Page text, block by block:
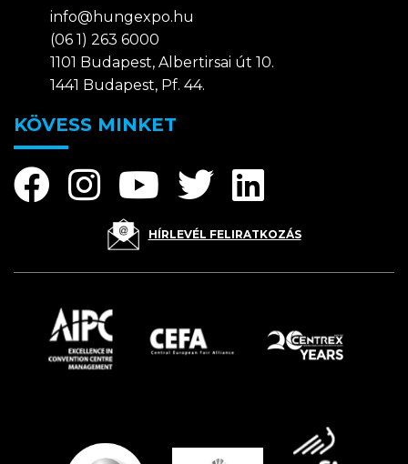
info@hungexpo.hu
(06 1) 263 6000
1101 Budapest, Albertirsai út 10.
1441 Budapest, Pf. 44.
KÖVESS MINKET
HÍRLEVÉL FELIRATKOZÁS